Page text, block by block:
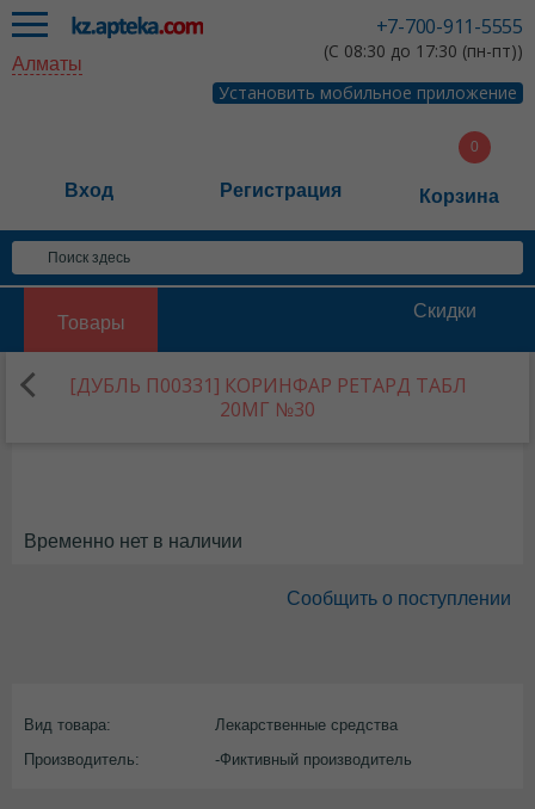
+7-700-911-5555
(С 08:30 до 17:30 (пн-пт))
Установить мобильное приложение
Алматы
Вход Регистрация Корзина
Товары
Скидки
[ДУБЛЬ П00331] КОРИНФАР РЕТАРД ТАБЛ
20МГ №30
Временно нет в наличии
Сообщить о поступлении
Вид товара:
Лекарственные средства
Производитель:
-Фиктивный производитель